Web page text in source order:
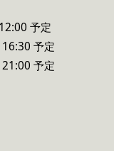
予定
予定
予定